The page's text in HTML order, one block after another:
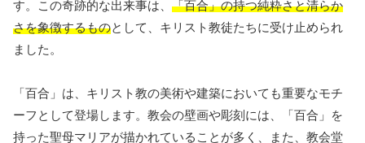
す。この奇跡的な出来事は、 「百合」の持つ純粋さと清らか
さを象徴するものとして、キリスト教徒たちに受け止められ
ました。
「百合」は、キリスト教の美術や建築においても重要なモチ
ーフとして登場します。教会の壁画や彫刻には、「百合」を
持った聖母マリアが描かれていることが多く、また、教会堂